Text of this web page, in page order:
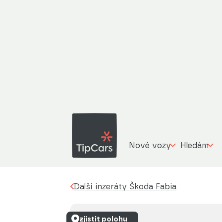
Nové vozy Hledám
Další inzeráty Škoda Fabia
zjistit polohu